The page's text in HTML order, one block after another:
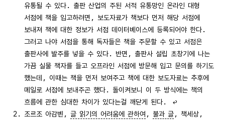
유통될 수 있다. 출판 산업의 주된 서적 유통망인 온라인 대형
서점에 책을 입고하려면, 보도자료가 책보다 먼저 해당 서점에
보내져 책에 대한 정보가 서점 데이터베이스에 등록되어야 한다.
그러고 나야 서점을 통해 독자들은 책을 주문할 수 있고 서점은
출판사에 발주를 넣을 수 있다. 반면, 출판사 설립 초창기에 나는
가끔 실물 책자를 들고 오프라인 서점에 방문해 입고 문의를 하기도
했는데, 이때는 책을 먼저 보여주고 책에 대한 보도자료는 추후에
메일로 서점에 보내주곤 했다. 돌이켜보니 이 두 방식에는 책의
흐름에 관한 심대한 차이가 있다는걸 깨닫게 된다.
↩
조르조 아감벤, 글 읽기의 어려움에 관하여 , 불과 글, 책세상,